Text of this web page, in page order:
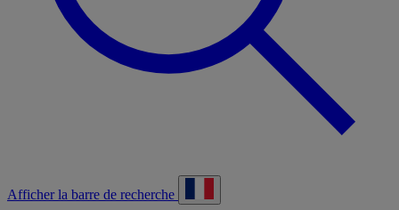
Afficher la barre de recherche